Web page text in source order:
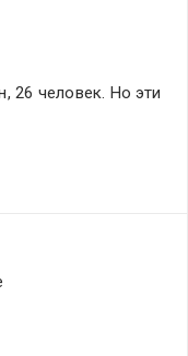
26 человек. Но эти